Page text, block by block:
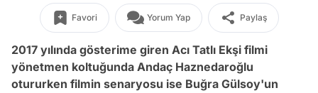
Favori Yorum Yap Paylaş
2017 yılında gösterime giren Acı Tatlı Ekşi filmi
yönetmen koltuğunda Andaç Haznedaroğlu
otururken filmin senaryosu ise Buğra Gülsoy'un